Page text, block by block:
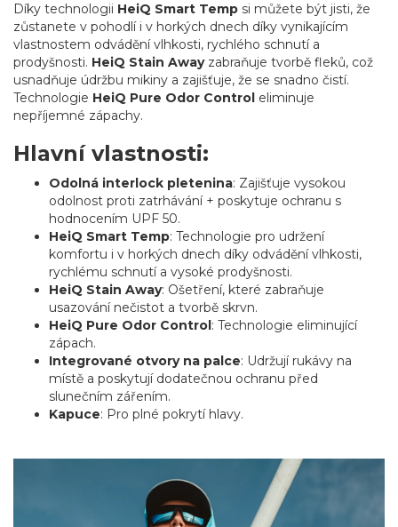
Díky technologii HeiQ Smart Temp si můžete být jisti, že
zůstanete v pohodlí i v horkých dnech díky vynikajícím
vlastnostem odvádění vlhkosti, rychlého schnutí a
prodyšnosti. HeiQ Stain Awayzabraňuje tvorbě fleků, což
usnadňuje údržbu mikiny a zajišťuje, že se snadno čistí.
Technologie HeiQ Pure Odor Control eliminuje
nepříjemné zápachy.
Hlavní vlastnosti:
Odolná interlock pletenina: Zajišťuje vysokou
odolnost proti zatrhávání + poskytuje ochranu s
hodnocením UPF 50.
HeiQ Smart Temp: Technologie pro udržení
komfortu i v horkých dnech díky odvádění vlhkosti,
rychlému schnutí a vysoké prodyšnosti.
HeiQ Stain Away: Ošetření, které zabraňuje
usazování nečistot a tvorbě skrvn.
HeiQ Pure Odor Control: Technologie eliminující
zápach.
Integrované otvory na palce: Udržují rukávy na
místě a poskytují dodatečnou ochranu před
slunečním zářením.
Kapuce: Pro plné pokrytí hlavy.